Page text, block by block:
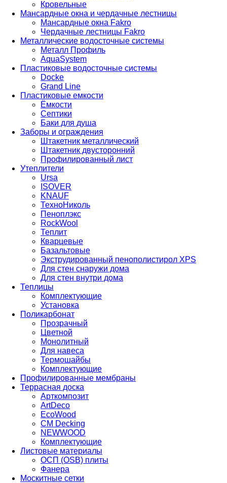
Кровельные
Мансардные окна и чердачные лестницы
Мансардные окна Fakro
Чердачные лестницы Fakro
Металлические водосточные системы
Металл Профиль
AquaSystem
Пластиковые водосточные системы
Docke
Grand Line
Пластиковые емкости
Ёмкости
Септики
Баки для душа
Заборы и ограждения
Штакетник металлический
Штакетник двусторонний
Профилированный лист
Утеплители
Ursa
ISOVER
KNAUF
ТехноНиколь
Пеноплэкс
RockWool
Теплит
Кварцевые
Базальтовые
Экструдированный пенополистирол XPS
Для стен снаружи дома
Для стен внутри дома
Теплицы
Комплектующие
Установка
Поликарбонат
Прозрачный
Цветной
Монолитный
Для навеса
Термошайбы
Комплектующие
Профилированные мембраны
Террасная доска
Арткомпозит
ArtDeco
EcoWood
CM Decking
NEWWOOD
Комплектующие
Листовые материалы
ОСП (OSB) плиты
Фанера
Москитные сетки